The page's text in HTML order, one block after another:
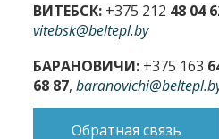
ВИТЕБСК: +375 212 48 04
vitebsk@beltepl.by
БАРАНОВИЧИ: +375 163
68 87,
Обратная связь